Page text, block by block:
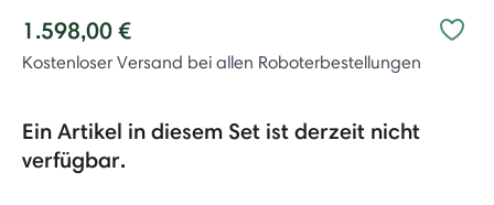
1.598,00 €
Kostenloser Versand bei allen Roboterbestellungen
Ein Artikel in diesem Set ist derzeit nicht
verfügbar.